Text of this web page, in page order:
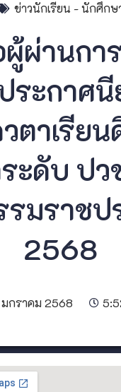
ข่าวนักเรียน - นักศึกษ
ผ่านก
ระกาศ
ตาเรีย
ะดับ ป
มราช
2568
กราคม 2568